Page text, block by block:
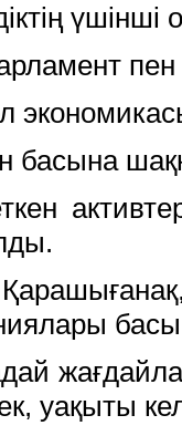
пен
басына
уақыты